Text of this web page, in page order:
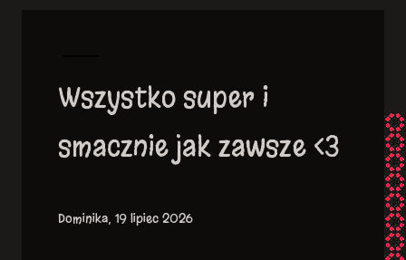
Wszystko super i
smacznie jak zawsze <3
Dominika, 19 lipiec 2026